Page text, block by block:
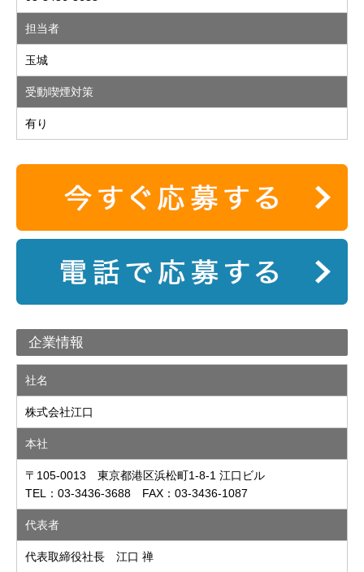
担当者
玉城
受動喫煙対策
有り
企業情報
社名
株式会社江口
本社
〒105-0013 東京都港区浜松町1-8-1 江口ビル
TEL：03-3436-3688 FAX：03-3436-1087
代表者
代表取締役社長 江口 禅